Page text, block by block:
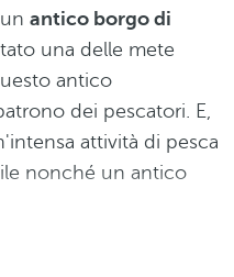
antico borgo di
una delle mete
antico
dei pescatori. E,
attività di pesca
nonché un antico